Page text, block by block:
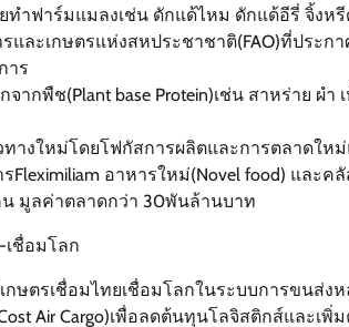
ทำฟาร์มแมลงเช่น ดักแด้ไหม ดักแด้อีรี่ จิ้งห
ละเกษตรแห่งสหประชาชาติ(FAO)ที่ประก
าร
จากพืช(Plant base Protein)เช่น สาหร่าย ผ
างใหม่โดยโฟกัสการผลิตและการตลาดให
รFleximiliam อาหารใหม่(Novel food) แล
มูลค่าตลาดกว่า 30พันล้านบาท
เชื่อมโลก
กษตรเชื่อมไทยเชื่อมโลกในระบบการขนส่ง
Air Cargo)เพื่อลดต้นทุนโลจิสติกส์และเ